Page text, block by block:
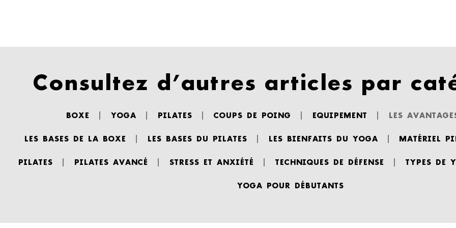
Consultez d’autres articles par
BOXE YOGA PILATES COUPS DE POING EQUIPEMENT LES
LES BASES DE LA BOXE LES BASES DU PILATES LES BIENFAITS DU YOGA MATÉRIEL
PILATES PILATES AVANCÉ STRESS ET ANXIÉTÉ TECHNIQUES DE DÉFENSE TYPES DE
YOGA POUR DÉBUTANTS